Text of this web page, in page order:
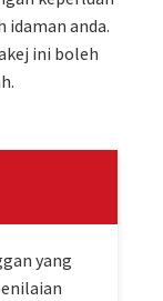
idaman anda.
ini boleh
yang